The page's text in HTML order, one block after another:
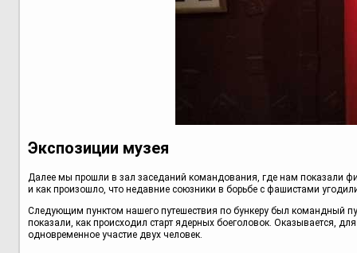
Экспозиции музея
Далее мы прошли в зал заседаний командования, где нам показали
и как произошло, что недавние союзники в борьбе с фашистами
Следующим пунктом нашего путешествия по бункеру был командный
показали, как происходил старт ядерных боеголовок. Оказывается,
одновременное участие двух человек.